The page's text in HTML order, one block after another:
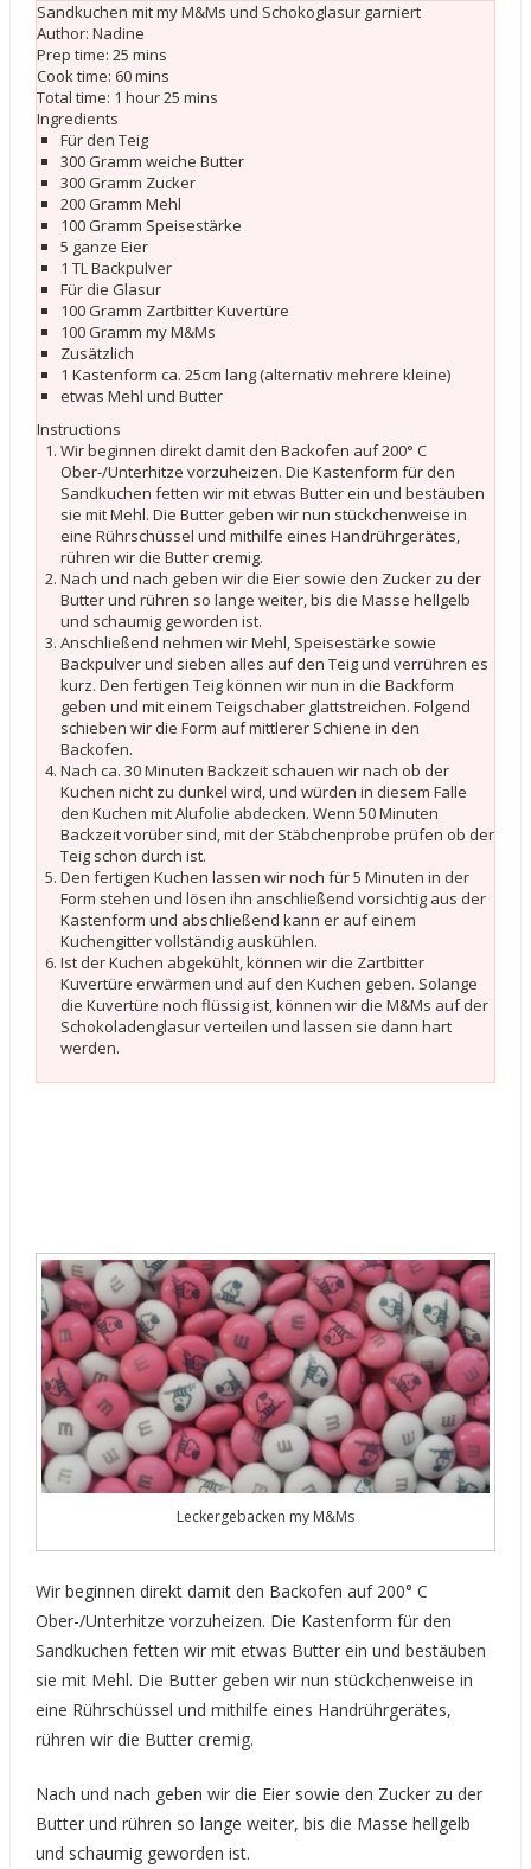
Sandkuchen mit my M&Ms und Schokoglasur garniert
Author: Nadine
Prep time: 25 mins
Cook time: 60 mins
Total time: 1 hour 25 mins
Ingredients
Für den Teig
300 Gramm weiche Butter
300 Gramm Zucker
200 Gramm Mehl
100 Gramm Speisestärke
5 ganze Eier
1 TL Backpulver
Für die Glasur
100 Gramm Zartbitter Kuvertüre
100 Gramm my M&Ms
Zusätzlich
1 Kastenform ca. 25cm lang (alternativ mehrere kleine)
etwas Mehl und Butter
Instructions
Wir beginnen direkt damit den Backofen auf 200° C
Ober-/Unterhitze vorzuheizen. Die Kastenform für den
Sandkuchen fetten wir mit etwas Butter ein und bestäuben
sie mit Mehl. Die Butter geben wir nun stückchenweise in
eine Rührschüssel und mithilfe eines Handrührgerätes,
rühren wir die Butter cremig.
Nach und nach geben wir die Eier sowie den Zucker zu der
Butter und rühren so lange weiter, bis die Masse hellgelb
und schaumig geworden ist.
Anschließend nehmen wir Mehl, Speisestärke sowie
Backpulver und sieben alles auf den Teig und verrühren es
kurz. Den fertigen Teig können wir nun in die Backform
geben und mit einem Teigschaber glattstreichen. Folgend
schieben wir die Form auf mittlerer Schiene in den
Backofen.
Nach ca. 30 Minuten Backzeit schauen wir nach ob der
Kuchen nicht zu dunkel wird, und würden in diesem Falle
den Kuchen mit Alufolie abdecken. Wenn 50 Minuten
Backzeit vorüber sind, mit der Stäbchenprobe prüfen ob der
Teig schon durch ist.
Den fertigen Kuchen lassen wir noch für 5 Minuten in der
Form stehen und lösen ihn anschließend vorsichtig aus der
Kastenform und abschließend kann er auf einem
Kuchengitter vollständig auskühlen.
Ist der Kuchen abgekühlt, können wir die Zartbitter
Kuvertüre erwärmen und auf den Kuchen geben. Solange
die Kuvertüre noch flüssig ist, können wir die M&Ms auf der
Schokoladenglasur verteilen und lassen sie dann hart
werden.
Leckergebacken my M&Ms
Wir beginnen direkt damit den Backofen auf 200° C
Ober-/Unterhitze vorzuheizen. Die Kastenform für den
Sandkuchen fetten wir mit etwas Butter ein und bestäuben
sie mit Mehl. Die Butter geben wir nun stückchenweise in
eine Rührschüssel und mithilfe eines Handrührgerätes,
rühren wir die Butter cremig.
Nach und nach geben wir die Eier sowie den Zucker zu der
Butter und rühren so lange weiter, bis die Masse hellgelb
und schaumig geworden ist.